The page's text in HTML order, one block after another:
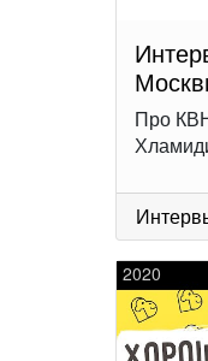
Про
2020